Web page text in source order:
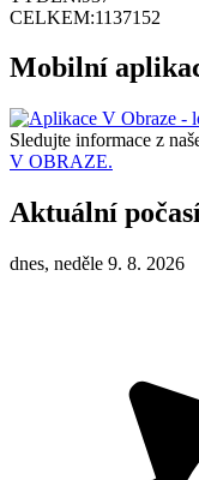
CELKEM:1137152
Mobilní
Sledujte informace z
V OBRAZE.
Aktuální
dnes, neděle 9. 8. 2026